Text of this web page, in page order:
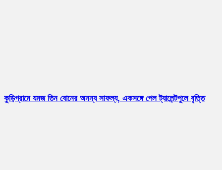
কুড়িগ্রামে যমজ তিন বোনের অনন্য সাফল্য, একসঙ্গে পেল ট্যালেন্টপুলে বৃত্তি